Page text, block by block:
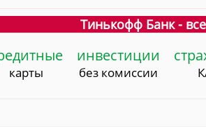
Тинькофф Банк - все
карты
инвестиции
без комиссии